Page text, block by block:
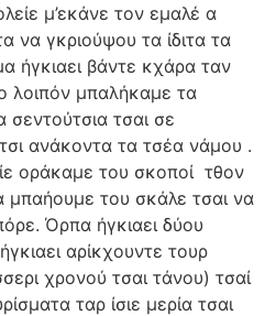
μ’εκάνε τον εμαλέ α
να γκριούψου τα ίδιτα τα
ήγκιαει βάντε κχάρα ταν
λοιπόν μπαλήκαμε τα
σεντούτσια τσαι σε
ανάκοντα τα τσέα νάμου .
οράκαμε του σκοποί τθον
μπαήουμε του σκάλε τσαι να
Όρπα ήγκιαει δύου
αρίκχουντε τουρ
χρονού τσαι τάνου) τσαί
ταρ ίσιε μερία τσαι